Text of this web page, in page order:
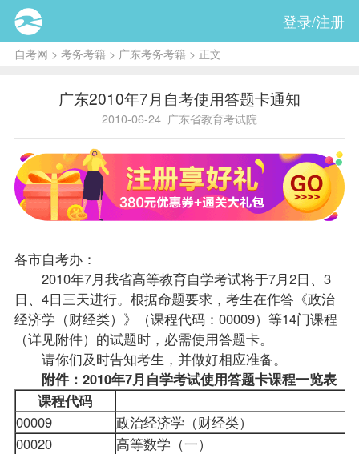
登录/注册
自考网 > 考务考籍 > 广东考务考籍 > 正文
广东2010年7月自考使用答题卡通知
2010-06-24 广东省教育考试院
各市自考办：
2010年7月我省高等教育自学考试将于7月2日、3
日、4日三天进行。根据命题要求，考生在作答《政治
经济学（财经类） 》（课程代码：00009）等14门课程
（详见附件）的试题时，必需使用答题卡。
请你们及时告知考生，并做好相应准备。
附件：2010年7月自学考试使用答题卡课程一览表
课程代码
00009
政治经济学（财经类）
00020
高等数学（一）